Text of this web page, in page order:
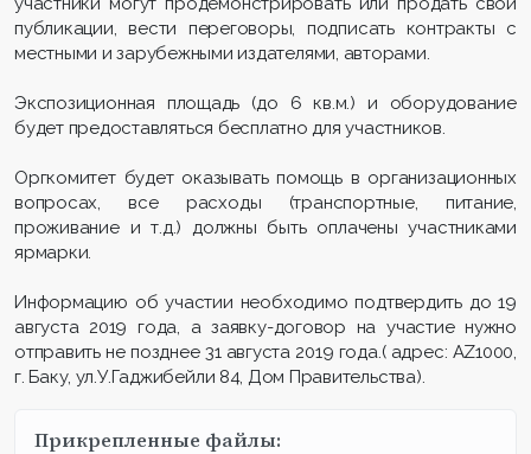
публикации, вести переговоры, подписать контракты c
местными и зарубежными издателями, авторами.
Экспозиционная площадь (до 6 кв.м.) и оборудование
будет предоставляться бесплатно для участников.
Оргкомитет будет оказывать помощь в организационных
вопросах, все расходы (транспортные, питание,
проживание и т.д.) должны быть оплачены участниками
ярмарки.
Информацию об участии необходимо подтвердить до 19
августа 2019 года, а заявку-договор на участие нужно
отправить не позднее 31 августа 2019 года.( адрес: АZ1000,
г. Баку, ул.У.Гаджибейли 84, Дом Правительства).
Прикрепленные файлы: